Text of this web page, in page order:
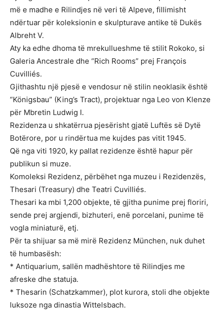
më e madhe e Rilindjes në veri të Alpeve, fillimisht
ndërtuar për koleksionin e skulpturave antike të Dukës
Albreht V.
Aty ka edhe dhoma të mrekullueshme të stilit Rokoko, si
Galeria Ancestrale dhe “Rich Rooms” prej François
Cuvilliés.
Gjithashtu një pjesë e vendosur në stilin neoklasik është
“Königsbau” (King’s Tract), projektuar nga Leo von Klenze
për Mbretin Ludwig I.
Rezidenza u shkatërrua pjesërisht gjatë Luftës së Dytë
Botërore, por u rindërtua me kujdes pas vitit 1945.
Që nga viti 1920, ky pallat rezidenze është hapur për
publikun si muze.
Komoleksi Rezidenz, përbëhet nga muzeu i Rezidenzës,
Thesari (Treasury) dhe Teatri Cuvilliés.
Thesari ka mbi 1,200 objekte, të gjitha punime prej floriri,
sende prej argjendi, bizhuteri, enë porcelani, punime të
vogla miniaturë, etj.
Për ta shijuar sa më mirë Rezidenz München, nuk duhet
të humbasësh:
* Antiquarium, sallën madhështore të Rilindjes me
afreske dhe statuja.
* Thesarin (Schatzkammer), plot kurora, stoli dhe objekte
luksoze nga dinastia Wittelsbach.